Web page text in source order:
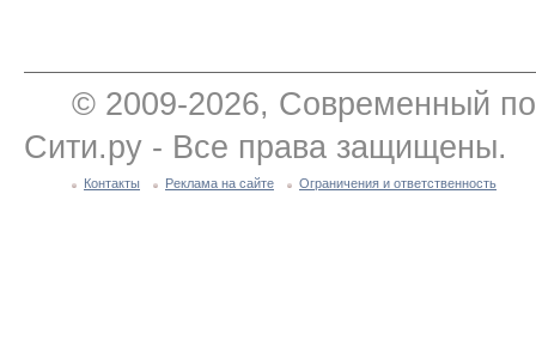
© 2009-2026, Современный
Сити.ру - Все права защищены.
Контакты Реклама на сайте Ограничения и ответственность